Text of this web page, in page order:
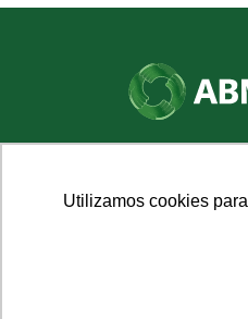
Utilizamos cookies
CEP: 70.701-060